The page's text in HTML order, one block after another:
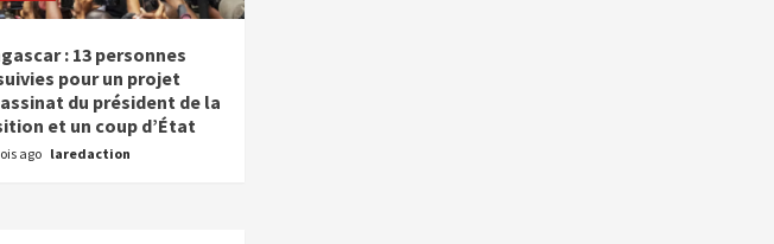
: 13 personnes
pour un projet
du président de la
et un coup d’État
ago laredaction